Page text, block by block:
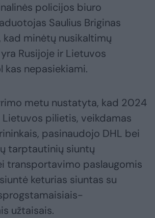
policijos biuro
Saulius Briginas
kad minėtų nusikaltimų
Rusijoje ir Lietuvos
kas nepasiekiami.
metu nustatyta, kad 2024
Lietuvos pilietis, veikdamas
pasinaudojo DHL bei
tarptautinių siuntų
transportavimo paslaugomis
keturias siuntas su
užtaisais.